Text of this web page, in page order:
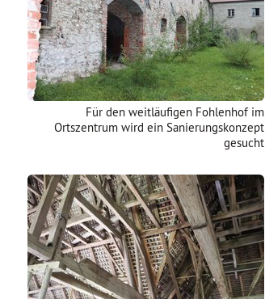
Für den weitläufigen Fohlenhof im
Ortszentrum wird ein Sanierungskonzept
gesucht